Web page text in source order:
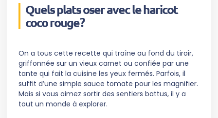
Quels plats oser avec le haricot
coco rouge ?
On a tous cette recette qui traîne au fond du tiroir,
griffonnée sur un vieux carnet ou confiée par une
tante qui fait la cuisine les yeux fermés. Parfois, il
suffit d’une simple sauce tomate pour les magnifier.
Mais si vous aimez sortir des sentiers battus, il y a
tout un monde à explorer.